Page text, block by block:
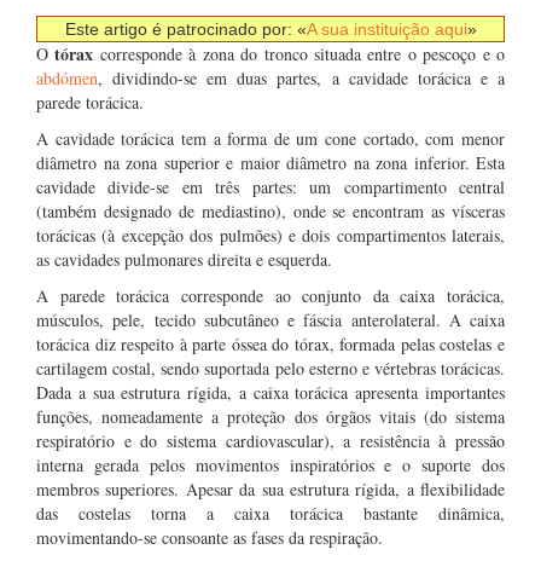
Este artigo é patrocinado por: «A sua instituição aqui»
Otórax corresponde à zona do tronco situada entre o pescoço e o
abdómen, dividindo-se em duas partes, a cavidade torácica e a
parede torácica.
A cavidade torácica tem a forma de um cone cortado, com menor
diâmetro na zona superior e maior diâmetro na zona inferior. Esta
cavidade divide-se em três partes: um compartimento central
(também designado de mediastino), onde se encontram as vísceras
torácicas (à excepção dos pulmões) e dois compartimentos laterais,
as cavidades pulmonares direita e esquerda.
A parede torácica corresponde ao conjunto da caixa torácica,
músculos, pele, tecido subcutâneo e fáscia anterolateral. A caixa
torácica diz respeito à parte óssea do tórax, formada pelas costelas e
cartilagem costal, sendo suportada pelo esterno e vértebras torácicas.
Dada a sua estrutura rígida, a caixa torácica apresenta importantes
funções, nomeadamente a proteção dos órgãos vitais (do sistema
respiratório e do sistema cardiovascular), a resistência à pressão
interna gerada pelos movimentos inspiratórios e o suporte dos
membros superiores. Apesar da sua estrutura rígida, a flexibilidade
das costelas torna a caixa torácica bastante dinâmica,
movimentando-se consoante as fases da respiração.